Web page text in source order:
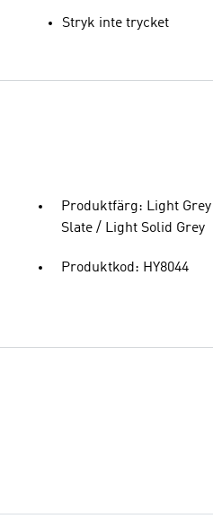
Stryk inte trycket
Produktfärg: Light
Slate / Light Solid Grey
Produktkod: HY8044